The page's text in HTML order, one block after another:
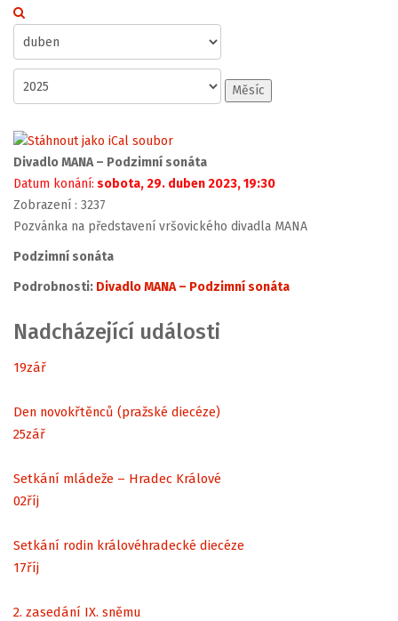
Měsíc
Divadlo MANA – Podzimní sonáta
Datum konání: sobota, 29. duben 2023, 19:30
Zobrazení : 3237
Pozvánka na představení vršovického divadla MANA
Podzimní sonáta
Podrobnosti: Divadlo MANA – Podzimní sonáta
Nadcházející události
19zář
Den novokřtěnců (pražské diecéze)
25zář
Setkání mládeže – Hradec Králové
02říj
Setkání rodin královéhradecké diecéze
17říj
2. zasedání IX. sněmu